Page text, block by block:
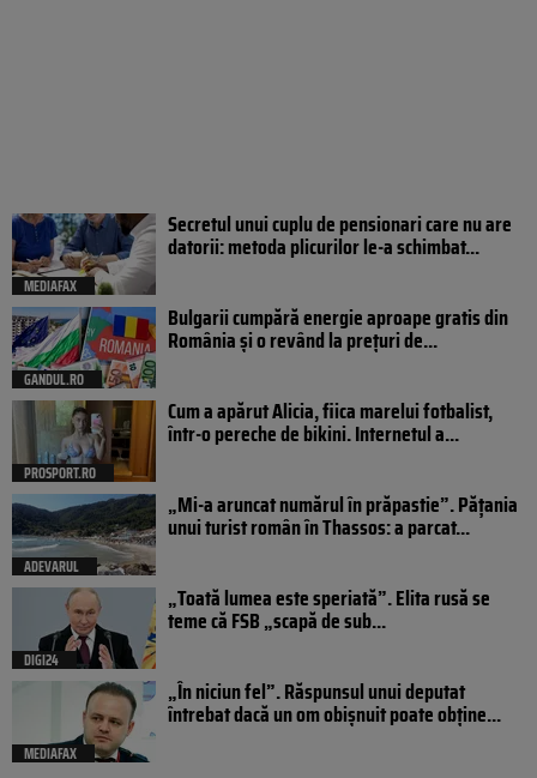
MEDIAFAX
Secretul unui cuplu de pensionari care nu are
datorii: metoda plicurilor le-a schimbat...
GANDUL.RO
Bulgarii cumpără energie aproape gratis din
România și o revând la prețuri de...
PROSPORT.RO
Cum a apărut Alicia, fiica marelui fotbalist,
într-o pereche de bikini. Internetul a...
ADEVARUL
„Mi-a aruncat numărul în prăpastie”. Pățania
unui turist român în Thassos: a parcat...
DIGI24
„Toată lumea este speriată”. Elita rusă se
teme că FSB „scapă de sub...
MEDIAFAX
„În niciun fel”. Răspunsul unui deputat
întrebat dacă un om obișnuit poate obține...